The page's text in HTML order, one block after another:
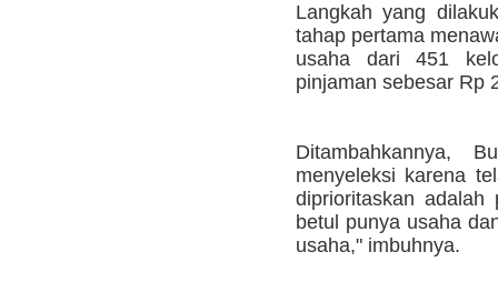
Langkah yang
tahap pertama
usaha dari 451
pinjaman sebesar Rp
Ditambahkannya,
menyeleksi karena
diprioritaskan adalah
betul punya usaha
usaha," imbuhnya.